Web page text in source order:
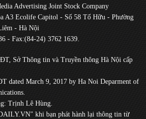
Advertising Joint Stock Company
A3 Ecolife Capitol - Số 58 Tố Hữu - Phường
- Hà Nội
- Fax:(84-24) 3762 1639.
Sở Thông tin và Truyền thông Hà Nội cấp
dated March 9, 2017 by Ha Noi Deparment of
Trịnh Lê Hùng.
khi bạn phát hành lại thông tin từ